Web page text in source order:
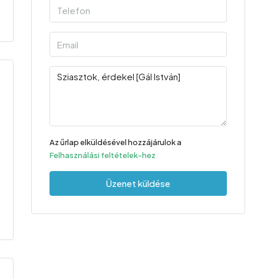
Az űrlap elküldésével hozzájárulok a
Felhasználási feltételek-hez
Üzenet küldése